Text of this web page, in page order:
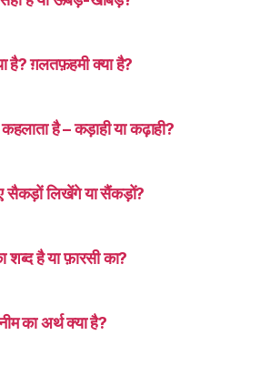
ग़लतफ़हमी क्या है?
है – कड़ाही या कढ़ाही?
सैकड़ों लिखेंगे या सैंकड़ों?
है या फ़ारसी का?
का अर्थ क्या है?